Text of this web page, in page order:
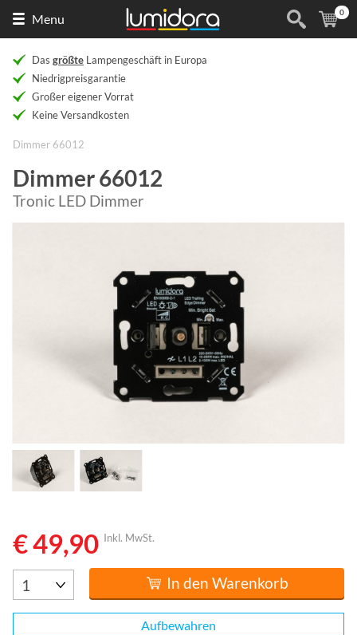
Menu (
0
Das größte Lampengeschäft in Europa
Niedrigpreisgarantie
Großer eigener Vorrat
Keine Versandkosten
Dimmer 66012
Dimmer 66012
Tronic LED Dimmer
€ 49,90 Inkl. MwSt.
In den Warenkorb
Aufbewahren